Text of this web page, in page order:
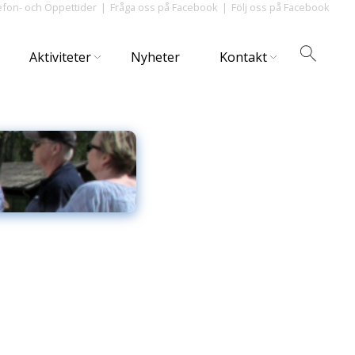
och Öppettider Fråga oss på Facebook Följ oss på Facebook
Aktiviteter Nyheter Kontakt